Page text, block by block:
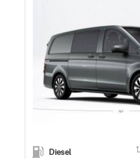
Demander une offre
Diesel